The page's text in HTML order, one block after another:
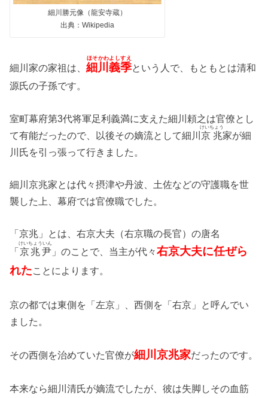
細川勝元像（龍安寺蔵）
出典：Wikipedia
細川家の家祖は、細川義季
ほそかわよしすえ
という人で、もともとは清和
源氏の子孫です。
室町幕府第3代将軍足利義満に支えた細川頼之は官僚とし
て有能だったので、以後その嫡流として細川京兆
けいちょう
家が細
川氏を引っ張って行きました。
細川京兆家とは代々摂津や丹波、土佐などの守護職を世
襲した上、幕府では官僚職でした。
「京兆」とは、右京大夫（右京職の長官）の唐名
「京兆尹
けいちょういん
」のことで、当主が代々右京大夫に任ぜら
れたことによります。
京の都では東側を「左京」、西側を「右京」と呼んでい
ました。
その西側を治めていた官僚が細川京兆家だったのです。
本来なら細川清氏が嫡流でしたが、彼は失脚しその血筋